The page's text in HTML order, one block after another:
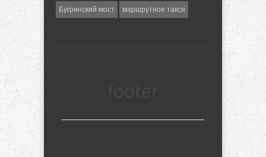
Бугринский мост маршрутное такси
footer